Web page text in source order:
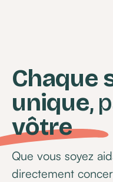
Chaque
unique,
vôtre
Que vous soyez
directement